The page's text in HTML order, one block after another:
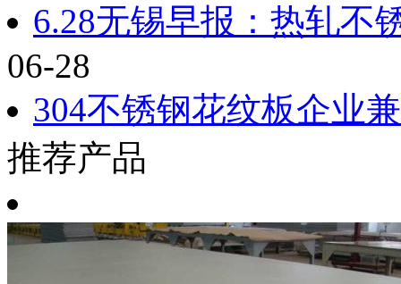
6.28无锡早报：热轧不
06-28
304不锈钢花纹板企业
推荐产品